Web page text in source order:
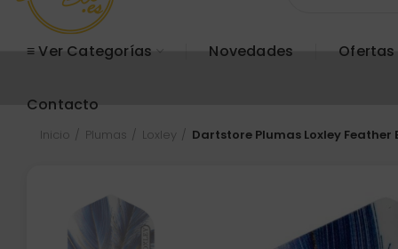
≡ Ver Categorías Novedades Ofertas
Contacto
Inicio Plumas Loxley Dartstore Plumas Loxley Feather